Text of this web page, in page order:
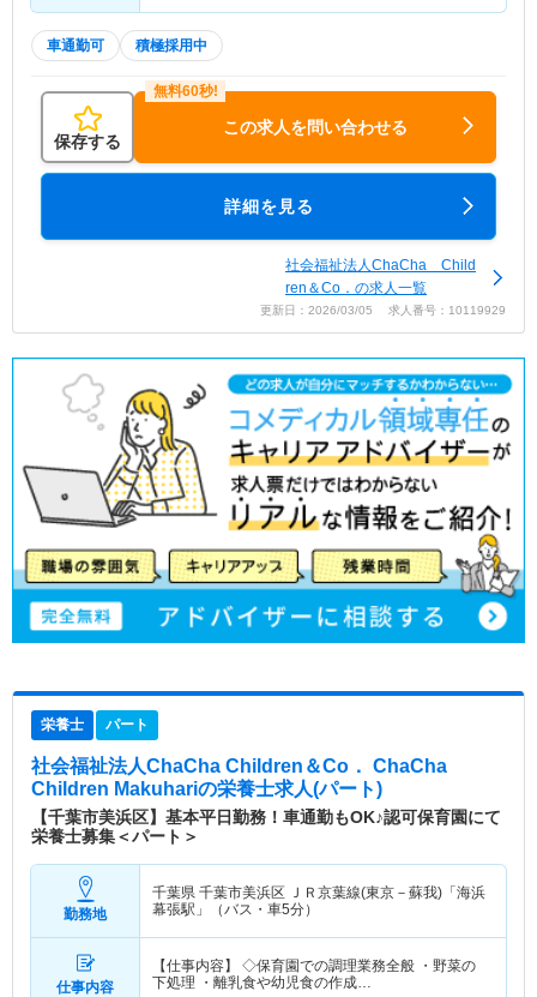
車通勤可 積極採用中
保存する
この求人を問い合わせる
詳細を見る
社会福祉法人ChaCha Child
ren＆Co．の求人一覧
更新日：2026/03/05 求人番号：10119929
栄養士 パート
社会福祉法人ChaCha Children＆Co． ChaCha
Children Makuhariの栄養士求人(パート)
【千葉市美浜区】基本平日勤務！車通勤もOK♪認可保育園にて
栄養士募集＜パート＞
勤務地
千葉県 千葉市美浜区 ＪＲ京葉線(東京－蘇我)「海浜
幕張駅」（バス・車5分）
仕事内容
【仕事内容】 ◇保育園での調理業務全般 ・野菜の
下処理 ・離乳食や幼児食の作成…